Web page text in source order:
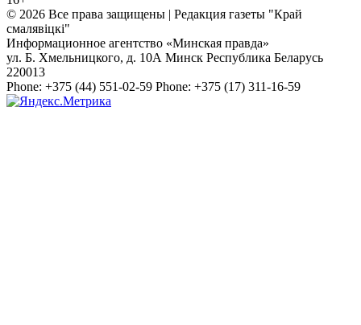
© 2026 Все права защищены | Редакция газеты "Край
смалявiцкi"
Информационное агентство «Минская правда»
ул. Б. Хмельницкого, д. 10А Минск Республика Беларусь
220013
Phone: +375 (44) 551-02-59 Phone: +375 (17) 311-16-59